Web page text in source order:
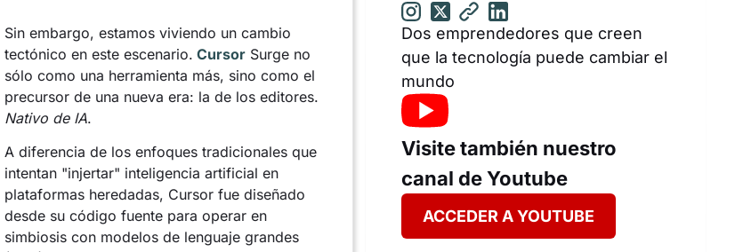
Sin embargo, estamos viviendo un cambio
tectónico en este escenario. Cursor Surge no
sólo como una herramienta más, sino como el
precursor de una nueva era: la de los editores.
Nativo de IA.
A diferencia de los enfoques tradicionales que
intentan "injertar" inteligencia artificial en
plataformas heredadas, Cursor fue diseñado
desde su código fuente para operar en
simbiosis con modelos de lenguaje grandes
Dos emprendedores que creen
que la tecnología puede cambiar el
mundo
Visite también nuestro
canal de Youtube
ACCEDER A YOUTUBE